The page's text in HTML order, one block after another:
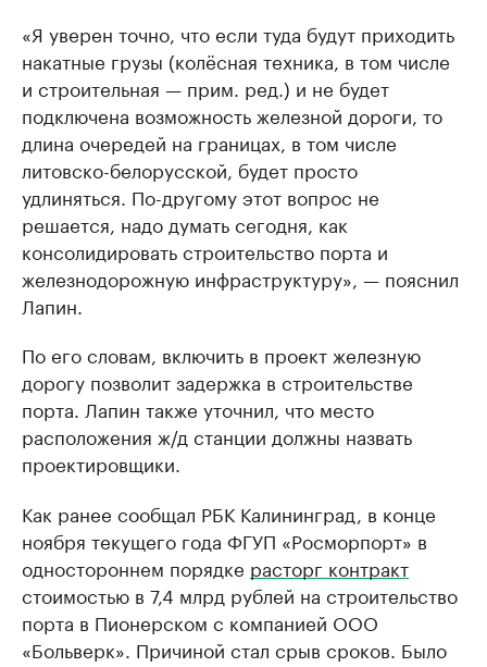
«Я уверен точно, что если туда будут приходить
накатные грузы (колёсная техника, в том числе
и строительная — прим. ред.) и не будет
подключена возможность железной дороги, то
длина очередей на границах, в том числе
литовско-белорусской, будет просто
удлиняться. По-другому этот вопрос не
решается, надо думать сегодня, как
консолидировать строительство порта и
железнодорожную инфраструктуру», — пояснил
Лапин.
По его словам, включить в проект железную
дорогу позволит задержка в строительстве
порта. Лапин также уточнил, что место
расположения ж/д станции должны назвать
проектировщики.
Как ранее сообщал РБК Калининград, в конце
ноября текущего года ФГУП «Росморпорт» в
одностороннем порядке расторг контракт
стоимостью в 7,4 млрд рублей на строительство
порта в Пионерском с компанией ООО
«Больверк». Причиной стал срыв сроков. Было